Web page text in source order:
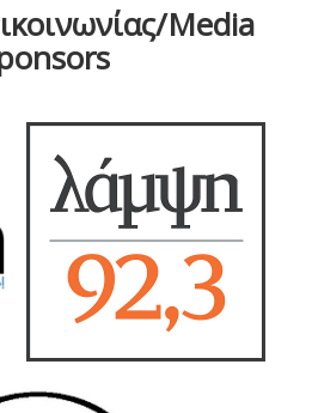
Media